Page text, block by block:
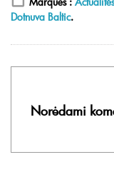
Dotnuva Baltic.
Norėdami